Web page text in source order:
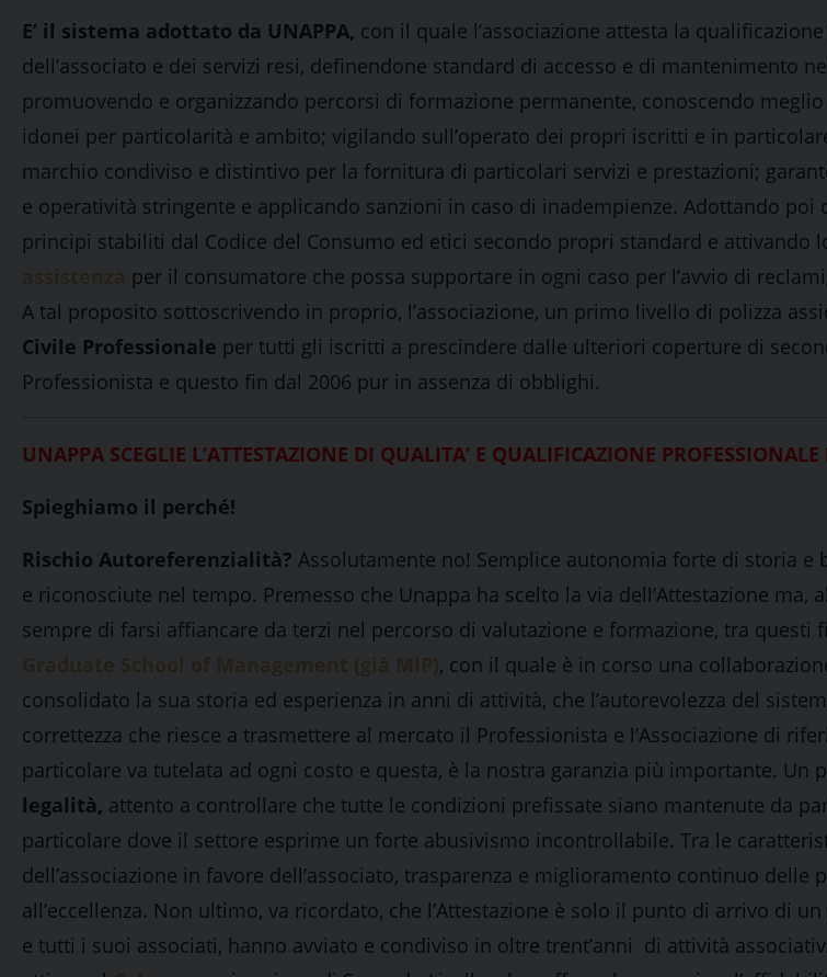
E’ il sistema adottato da UNAPPA, con il quale l’associazione attesta la
dell’associato e dei servizi resi, definendone standard di accesso e di mantenimento
promuovendo e organizzando percorsi di formazione permanente, conoscendo
idonei per particolarità e ambito; vigilando sull’operato dei propri iscritti e in
marchio condiviso e distintivo per la fornitura di particolari servizi e prestazioni;
e operatività stringente e applicando sanzioni in caso di inadempienze. Adottando poi
principi stabiliti dal Codice del Consumo ed etici secondo propri standard e attivando
per il consumatore che possa supportare in ogni caso per l’avvio di
A tal proposito sottoscrivendo in proprio, l’associazione, un primo livello di polizza
Civile Professionale per tutti gli iscritti a prescindere dalle ulteriori coperture di
Professionista e questo fin dal 2006 pur in assenza di obblighi.
UNAPPA SCEGLIE L’ATTESTAZIONE DI QUALITA’ E QUALIFICAZIONE PROFESSIONALE
Spieghiamo il perché!
Rischio Autoreferenzialità? Assolutamente no! Semplice autonomia forte di storia e
e riconosciute nel tempo. Premesso che Unappa ha scelto la via dell’Attestazione ma,
sempre di farsi affiancare da terzi nel percorso di valutazione e formazione, tra questi
, con il quale è in corso una
consolidato la sua storia ed esperienza in anni di attività, che l’autorevolezza del
correttezza che riesce a trasmettere al mercato il Professionista e l’Associazione di
particolare va tutelata ad ogni costo e questa, è la nostra garanzia più importante. Un
legalità, attento a controllare che tutte le condizioni prefissate siano mantenute da
particolare dove il settore esprime un forte abusivismo incontrollabile. Tra le
dell’associazione in favore dell’associato, trasparenza e miglioramento continuo delle
all’eccellenza. Non ultimo, va ricordato, che l’Attestazione è solo il punto di arrivo di un
e tutti i suoi associati, hanno avviato e condiviso in oltre trent’anni di attività